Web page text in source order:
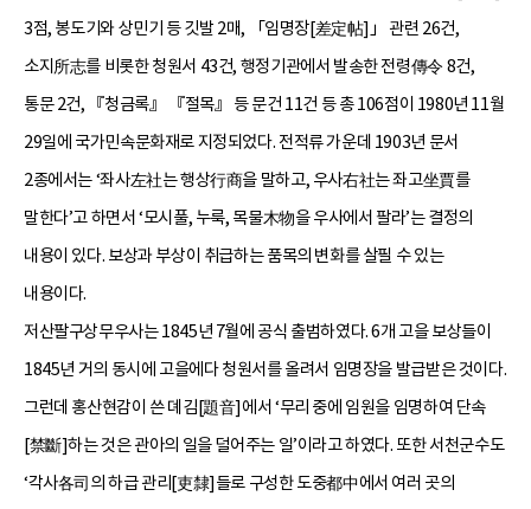
3점, 봉도기와 상민기 등 깃발 2매, 「임명장[差定帖]」 관련 26건,
소지所志를 비롯한 청원서 43건, 행정기관에서 발송한 전령傳令 8건,
통문 2건, 『청금록』 『절목』 등 문건 11건 등 총 106점이 1980년 11월
29일에 국가민속문화재로 지정되었다. 전적류 가운데 1903년 문서
2종에서는 ‘좌사左社는 행상行商을 말하고, 우사右社는 좌고坐賈를
말한다’고 하면서 ‘모시풀, 누룩, 목물木物을 우사에서 팔라’는 결정의
내용이 있다. 보상과 부상이 취급하는 품목의 변화를 살필 수 있는
내용이다.
저산팔구상무우사는 1845년 7월에 공식 출범하였다. 6개 고을 보상들이
1845년 거의 동시에 고을에다 청원서를 올려서 임명장을 발급받은 것이다.
그런데 홍산현감이 쓴 뎨김[題音]에서 ‘무리 중에 임원을 임명하여 단속
[禁斷]하는 것은 관아의 일을 덜어주는 일’이라고 하였다. 또한 서천군수도
‘각사各司의 하급 관리[吏隸]들로 구성한 도중都中에서 여러 곳의